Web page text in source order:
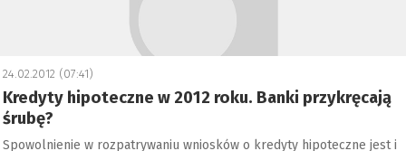
24.02.2012 (07:41)
Kredyty hipoteczne w 2012 roku. Banki przykręcają
śrubę?
Spowolnienie w rozpatrywaniu wniosków o kredyty hipoteczne jest i